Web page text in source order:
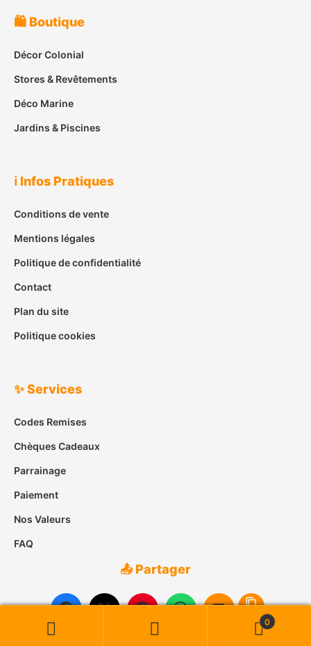
🛍️ Boutique
Décor Colonial
Stores & Revêtements
Déco Marine
Jardins & Piscines
ℹ️ Infos Pratiques
Conditions de vente
Mentions légales
Politique de confidentialité
Contact
Plan du site
Politique cookies
✨ Services
Codes Remises
Chèques Cadeaux
Parrainage
Paiement
Nos Valeurs
FAQ
📤 Partager
0